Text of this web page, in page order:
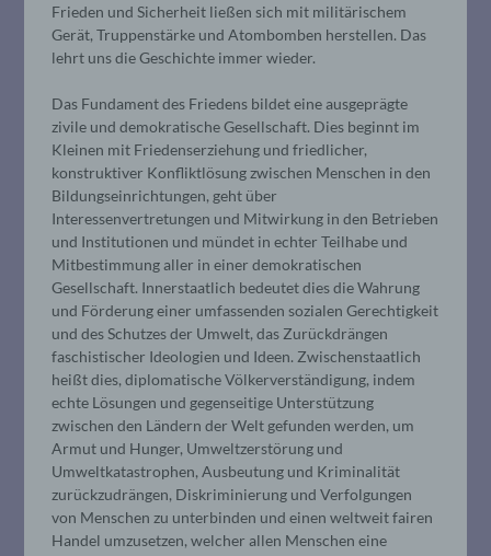
Frieden und Sicherheit ließen sich mit militärischem
Gerät, Truppenstärke und Atombomben herstellen. Das
lehrt uns die Geschichte immer wieder.
Das Fundament des Friedens bildet eine ausgeprägte
zivile und demokratische Gesellschaft. Dies beginnt im
Kleinen mit Friedenserziehung und friedlicher,
konstruktiver Konfliktlösung zwischen Menschen in den
Bildungseinrichtungen, geht über
Interessenvertretungen und Mitwirkung in den Betrieben
und Institutionen und mündet in echter Teilhabe und
Mitbestimmung aller in einer demokratischen
Gesellschaft. Innerstaatlich bedeutet dies die Wahrung
und Förderung einer umfassenden sozialen Gerechtigkeit
und des Schutzes der Umwelt, das Zurückdrängen
faschistischer Ideologien und Ideen. Zwischenstaatlich
heißt dies, diplomatische Völkerverständigung, indem
echte Lösungen und gegenseitige Unterstützung
zwischen den Ländern der Welt gefunden werden, um
Armut und Hunger, Umweltzerstörung und
Umweltkatastrophen, Ausbeutung und Kriminalität
zurückzudrängen, Diskriminierung und Verfolgungen
von Menschen zu unterbinden und einen weltweit fairen
Handel umzusetzen, welcher allen Menschen eine